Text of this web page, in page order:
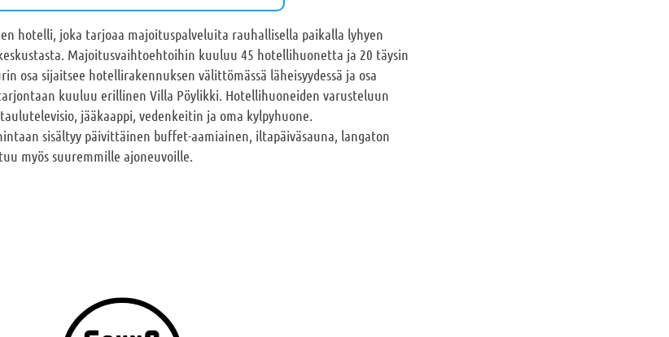
hotelli, joka tarjoaa majoituspalveluita rauhallisella paikalla lyhyen
Majoitusvaihtoehtoihin kuuluu 45 hotellihuonetta ja 20 täysin
osa sijaitsee hotellirakennuksen välittömässä läheisyydessä ja osa
kuuluu erillinen Villa Pöylikki. Hotellihuoneiden varusteluun
jääkaappi, vedenkeitin ja oma kylpyhuone.
sisältyy päivittäinen buffet-aamiainen, iltapäiväsauna, langaton
myös suuremmille ajoneuvoille.